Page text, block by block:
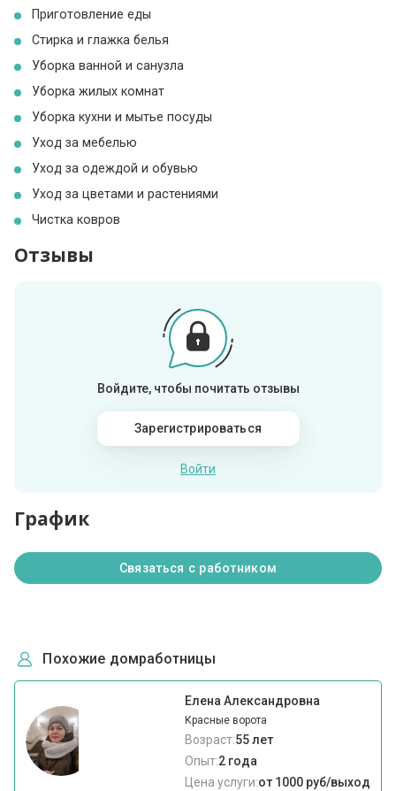
Приготовление еды
Стирка и глажка белья
Уборка ванной и санузла
Уборка жилых комнат
Уборка кухни и мытье посуды
Уход за мебелью
Уход за одеждой и обувью
Уход за цветами и растениями
Чистка ковров
Отзывы
Войдите, чтобы почитать отзывы
Зарегистрироваться
Войти
График
Связаться с работником
Похожие домработницы
Елена Александровна
Красные ворота
Возраст:55 лет
Опыт:2 года
Цена услуги:от 1000 руб/выход